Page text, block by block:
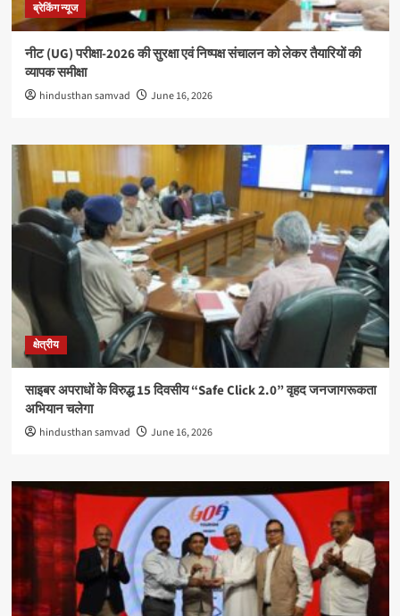
ब्रेकिंग न्यूज
नीट (UG) परीक्षा-2026 की सुरक्षा एवं निष्पक्ष संचालन को लेकर तैयारियों की
व्यापक समीक्षा
hindusthan samvad June 16, 2026
क्षेत्रीय
साइबर अपराधों के विरुद्ध 15 दिवसीय “Safe Click 2.0” वृहद जनजागरूकता
अभियान चलेगा
hindusthan samvad June 16, 2026